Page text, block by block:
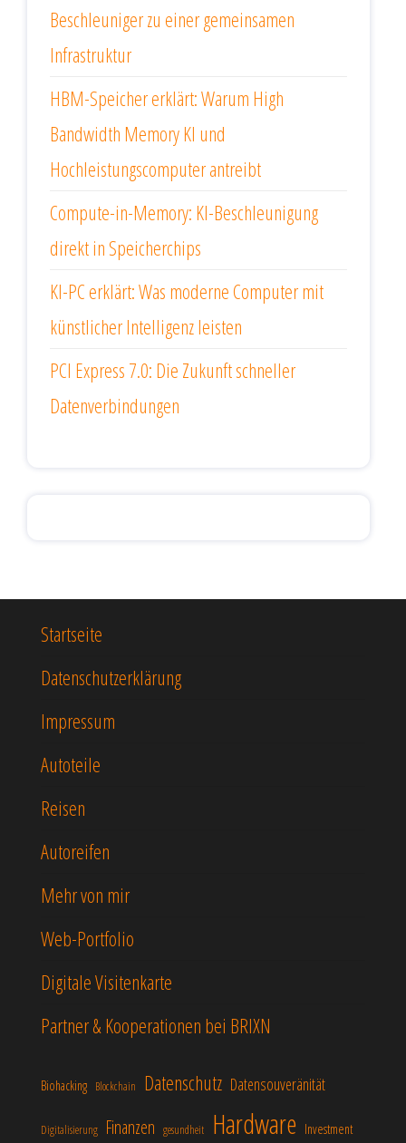
Beschleuniger zu einer gemeinsamen
Infrastruktur
HBM-Speicher erklärt: Warum High
Bandwidth Memory KI und
Hochleistungscomputer antreibt
Compute-in-Memory: KI-Beschleunigung
direkt in Speicherchips
KI-PC erklärt: Was moderne Computer mit
künstlicher Intelligenz leisten
PCI Express 7.0: Die Zukunft schneller
Datenverbindungen
Startseite
Datenschutzerklärung
Impressum
Autoteile
Reisen
Autoreifen
Mehr von mir
Web-Portfolio
Digitale Visitenkarte
Partner & Kooperationen bei BRIXN
Biohacking Blockchain Datenschutz Datensouveränität
Digitalisierung Finanzen gesundheit Hardware Investment